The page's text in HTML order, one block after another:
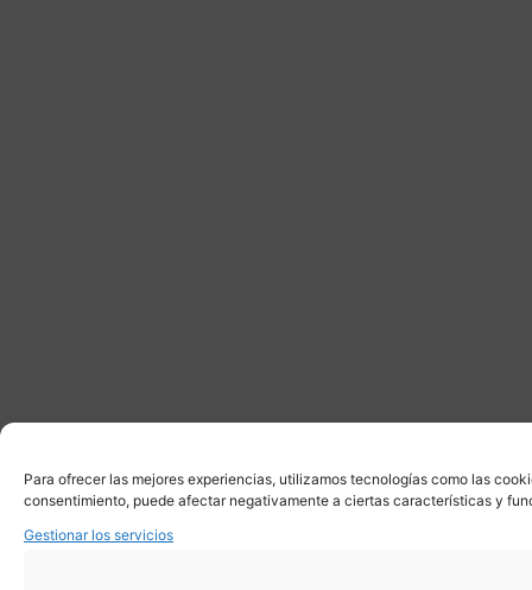
Para ofrecer las mejores experiencias, utilizamos tecnologías como las
consentimiento, puede afectar negativamente a ciertas características y
Gestionar los servicios